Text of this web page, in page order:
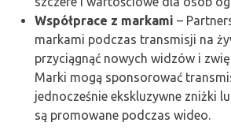
Współprace z markami –
markami podczas transmisji na
przyciągnąć nowych widzów i
Marki mogą sponsorować
jednocześnie ekskluzywne zniżki
są promowane podczas wideo.